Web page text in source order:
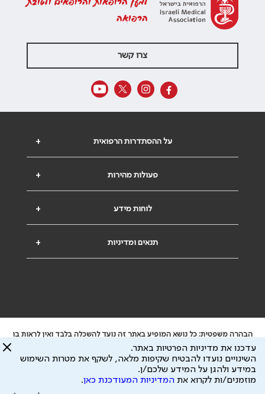
הרפואה
צרו קשר
+ על ההסתדרות הרפואית
+ פעולות מהירות
+ לוחות מידע
+ תנאים ומדיניות
הבהרה משפטית: כל נושא המופיע באתר זה נועד להשכלה בלבד ואין לראות בו
ייעוץ רפואי או משפטי. אין הר"י אחראית לתוכן המתפרסם באתר זה ולכל נזק
שעלול להיגרם.
ידוע לי שהר"י אוספת ושומרת מידע אישי לצורך מתן השרות וכי חלק ממנו עשוי
להיות מועבר לצדדים שלישיים, הכל בכפוף למדיניות הפרטיות
עדכנו את מדיניות הפרטיות באתר.
השינויים נועדו להבטיח שקיפות מלאה, לשקף את מטרות השימוש
במידע ולהגן על המידע שלכם/ן.
מוזמנים/ות לקרוא את המדיניות המעודכנת כאן.